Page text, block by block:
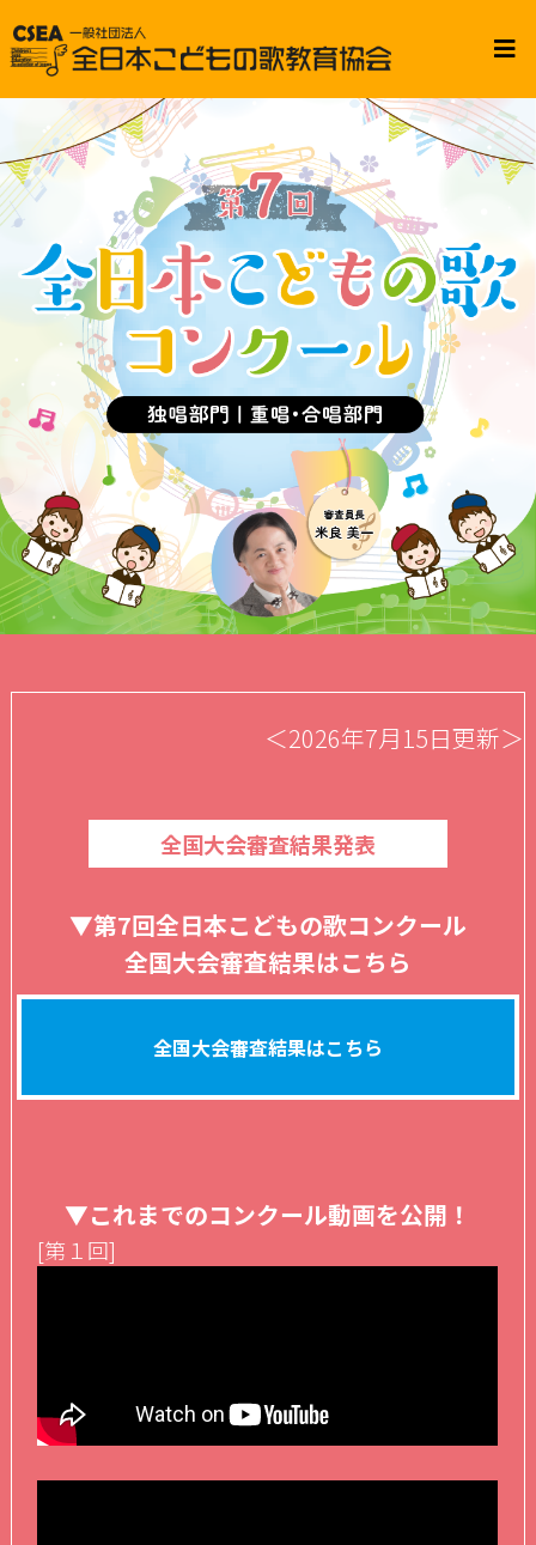
＜2026年7月15日更新＞
全国大会審査結果発表
▼第7回全日本こどもの歌コンクール
全国大会審査結果はこちら
全国大会審査結果はこちら
▼これまでのコンクール動画を公開！
[第１回]